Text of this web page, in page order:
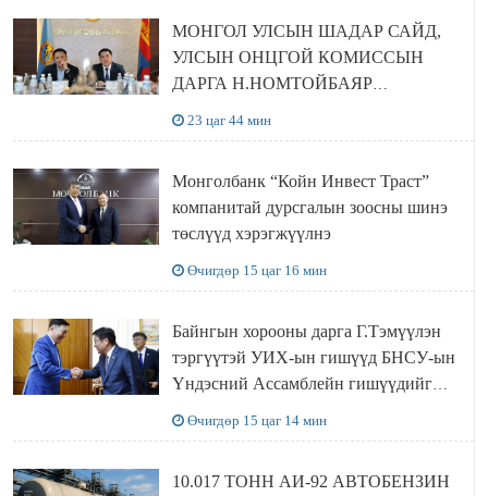
МОНГОЛ УЛСЫН ШАДАР САЙД,
УЛСЫН ОНЦГОЙ КОМИССЫН
ДАРГА Н.НОМТОЙБАЯР
23 цаг 44 мин
Монголбанк “Койн Инвест Траст”
компанитай дурсгалын зоосны шинэ
төслүүд хэрэгжүүлнэ
Өчигдөр 15 цаг 16 мин
Байнгын хорооны дарга Г.Тэмүүлэн
тэргүүтэй УИХ-ын гишүүд БНСУ-ын
Үндэсний Ассамблейн гишүүдийг
Өчигдөр 15 цаг 14 мин
10.017 ТОНН АИ-92 АВТОБЕНЗИН